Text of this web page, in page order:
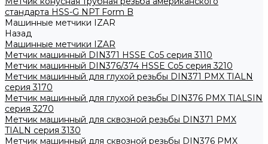
стандарта HSS-G NPT Form B
Машинные метчики IZAR
Назад
Машинные метчики IZAR
Метчик машинный DIN371 HSSE Co5 серия 3110
Метчик машинный DIN376/374 HSSE Co5 серия 3210
Метчик машинный для глухой резьбы DIN371 PMX TIALN
серия 3170
Метчик машинный для глухой резьбы DIN376 PMX TIALSIN
серия 3270
Метчик машинный для сквозной резьбы DIN371 PMX
TIALN серия 3130
Метчик машинный для сквозной резьбы DIN376 PMX